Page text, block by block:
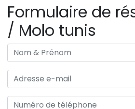
Formulaire de
/ Molo tunis